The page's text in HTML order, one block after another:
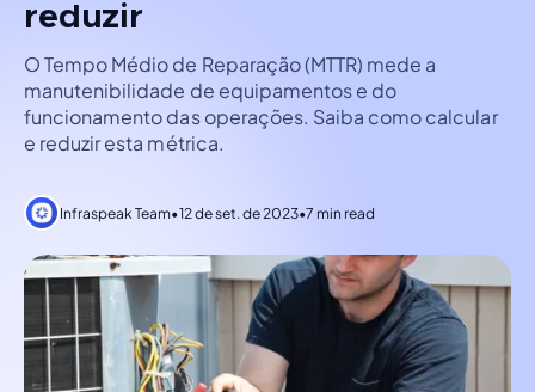
reduzir
O Tempo Médio de Reparação (MTTR) mede a
manutenibilidade de equipamentos e do
funcionamento das operações. Saiba como calcular
e reduzir esta métrica.
Infraspeak Team•12 de set. de 2023•7 min read